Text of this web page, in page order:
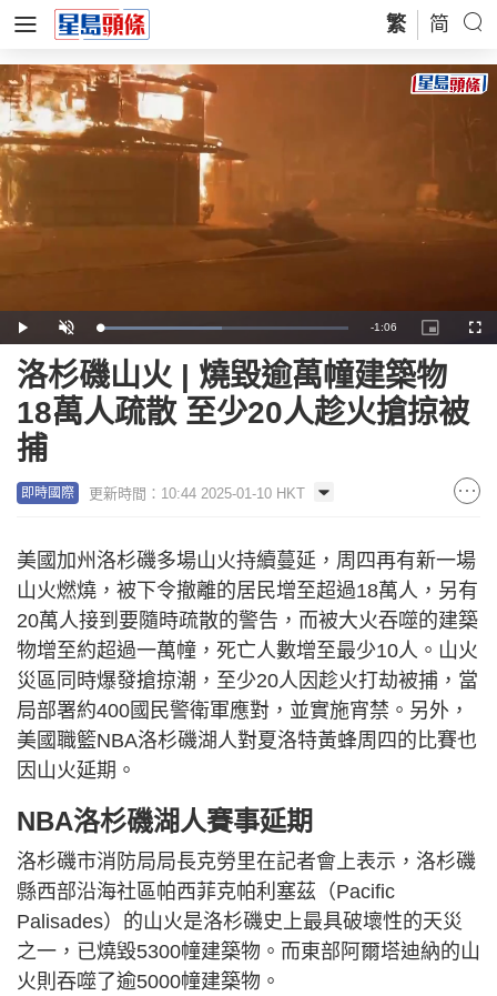
繁 简
Play Unmute Loaded:
49.12%
Remaining
Time
-1:06
Picture-
in-
洛杉磯山火 | 燒毀逾萬幢建築物
18萬人疏散 至少20人趁火搶掠被
捕
即時國際 更新時間：10:44 2025-01-10 HKT
美國加州洛杉磯多場山火持續蔓延，周四再有新一場
山火燃燒，被下令撤離的居民增至超過18萬人，另有
20萬人接到要隨時疏散的警告，而被大火吞噬的建築
物增至約超過一萬幢，死亡人數增至最少10人。山火
災區同時爆發搶掠潮，至少20人因趁火打劫被捕，當
局部署約400國民警衛軍應對，並實施宵禁。另外，
美國職籃NBA洛杉磯湖人對夏洛特黃蜂周四的比賽也
因山火延期。
NBA洛杉磯湖人賽事延期
洛杉磯市消防局局長克勞里在記者會上表示，洛杉磯
縣西部沿海社區帕西菲克帕利塞茲（Pacific
Palisades）的山火是洛杉磯史上最具破壞性的天災
之一，已燒毀5300幢建築物。而東部阿爾塔迪納的山
火則吞噬了逾5000幢建築物。